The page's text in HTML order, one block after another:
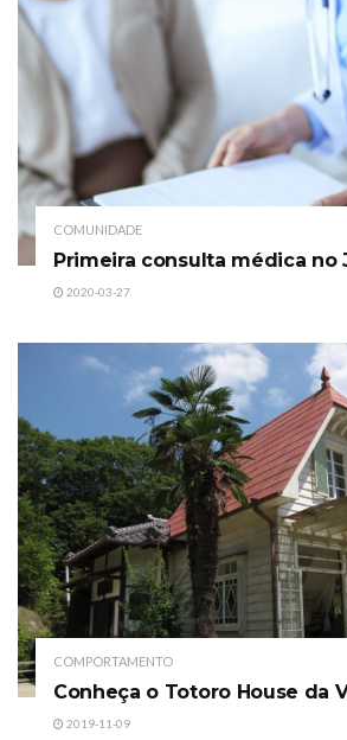
COMUNIDADE
Primeira consulta médica no
2020-03-27
COMPORTAMENTO
Conheça o Totoro House da
2019-11-09